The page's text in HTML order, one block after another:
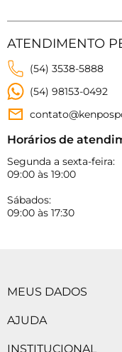
ATENDIMENTO
(54) 3538-5888
(54) 98153-0492
Horários de
Segunda a sexta-feira:
09:00 às 19:00
Sábados:
09:00 às 17:30
MEUS DADOS
AJUDA
INSTITUCIONAL